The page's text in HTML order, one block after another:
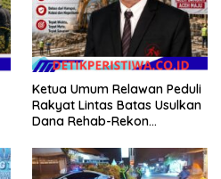
Ketua Umum Relawan Peduli
Rakyat Lintas Batas Usulkan
Dana Rehab-Rekon
Dikelola Langsung
Pemerintah Pusat